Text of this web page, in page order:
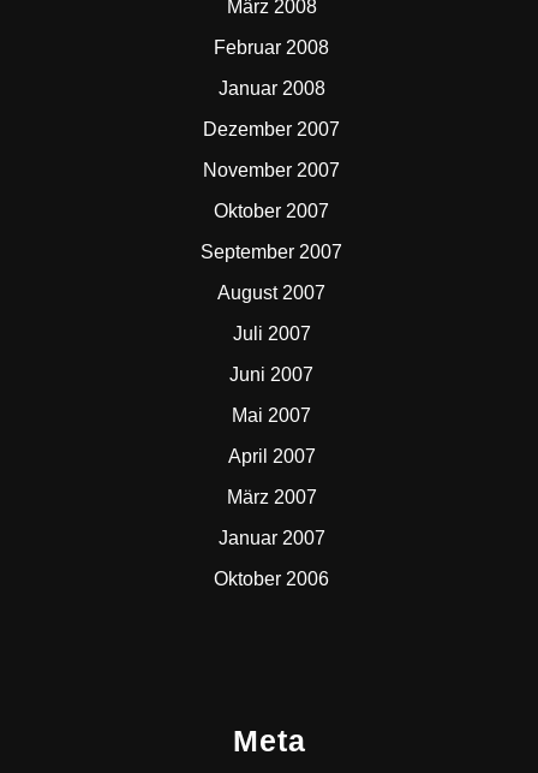
März 2008
Februar 2008
Januar 2008
Dezember 2007
November 2007
Oktober 2007
September 2007
August 2007
Juli 2007
Juni 2007
Mai 2007
April 2007
März 2007
Januar 2007
Oktober 2006
Meta